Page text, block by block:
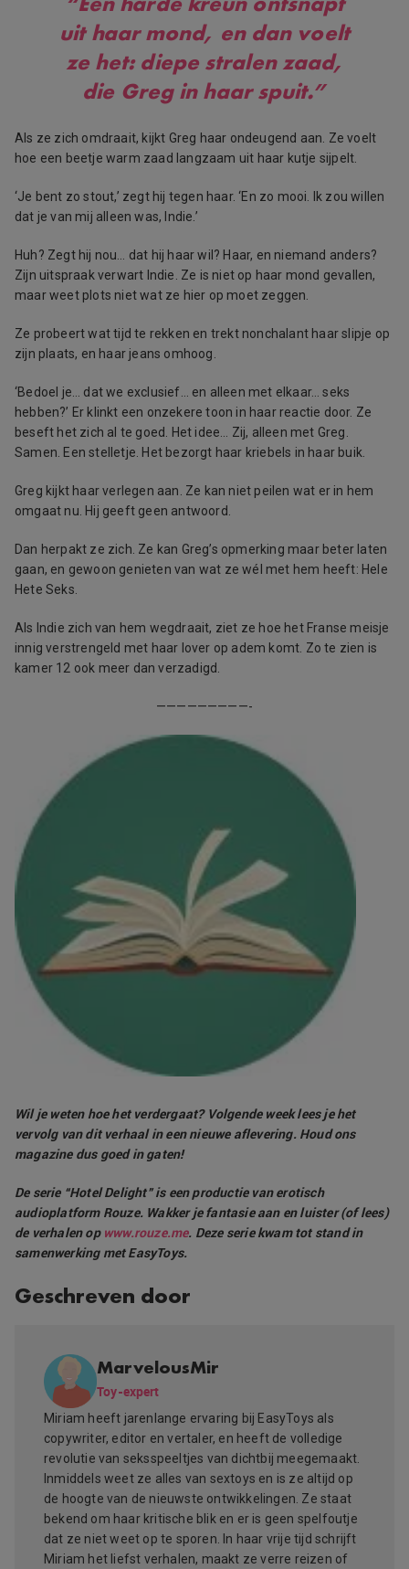
uit haar mond, en dan voelt
ze het: diepe stralen zaad,
die Greg in haar spuit.”
Als ze zich omdraait, kijkt Greg haar ondeugend aan. Ze voelt
hoe een beetje warm zaad langzaam uit haar kutje sijpelt.
‘Je bent zo stout,’ zegt hij tegen haar. ‘En zo mooi. Ik zou willen
dat je van mij alleen was, Indie.’
Huh? Zegt hij nou… dat hij haar wil? Haar, en niemand anders?
Zijn uitspraak verwart Indie. Ze is niet op haar mond gevallen,
maar weet plots niet wat ze hier op moet zeggen.
Ze probeert wat tijd te rekken en trekt nonchalant haar slipje op
zijn plaats, en haar jeans omhoog.
‘Bedoel je… dat we exclusief… en alleen met elkaar… seks
hebben?’ Er klinkt een onzekere toon in haar reactie door. Ze
beseft het zich al te goed. Het idee… Zij, alleen met Greg.
Samen. Een stelletje. Het bezorgt haar kriebels in haar buik.
Greg kijkt haar verlegen aan. Ze kan niet peilen wat er in hem
omgaat nu. Hij geeft geen antwoord.
Dan herpakt ze zich. Ze kan Greg’s opmerking maar beter laten
gaan, en gewoon genieten van wat ze wél met hem heeft: Hele
Hete Seks.
Als Indie zich van hem wegdraait, ziet ze hoe het Franse meisje
innig verstrengeld met haar lover op adem komt. Zo te zien is
kamer 12 ook meer dan verzadigd.
—————————-
Wil je weten hoe het verdergaat? Volgende week lees je het
vervolg van dit verhaal in een nieuwe aflevering. Houd ons
magazine dus goed in gaten!
De serie “Hotel Delight” is een productie van erotisch
audioplatform Rouze. Wakker je fantasie aan en luister (of lees)
de verhalen op www.rouze.me. Deze serie kwam tot stand in
samenwerking met EasyToys.
Geschreven door
MarvelousMir
Toy-expert
Miriam heeft jarenlange ervaring bij EasyToys als
copywriter, editor en vertaler, en heeft de volledige
revolutie van seksspeeltjes van dichtbij meegemaakt.
Inmiddels weet ze alles van sextoys en is ze altijd op
de hoogte van de nieuwste ontwikkelingen. Ze staat
bekend om haar kritische blik en er is geen spelfoutje
dat ze niet weet op te sporen. In haar vrije tijd schrijft
Miriam het liefst verhalen, maakt ze verre reizen of